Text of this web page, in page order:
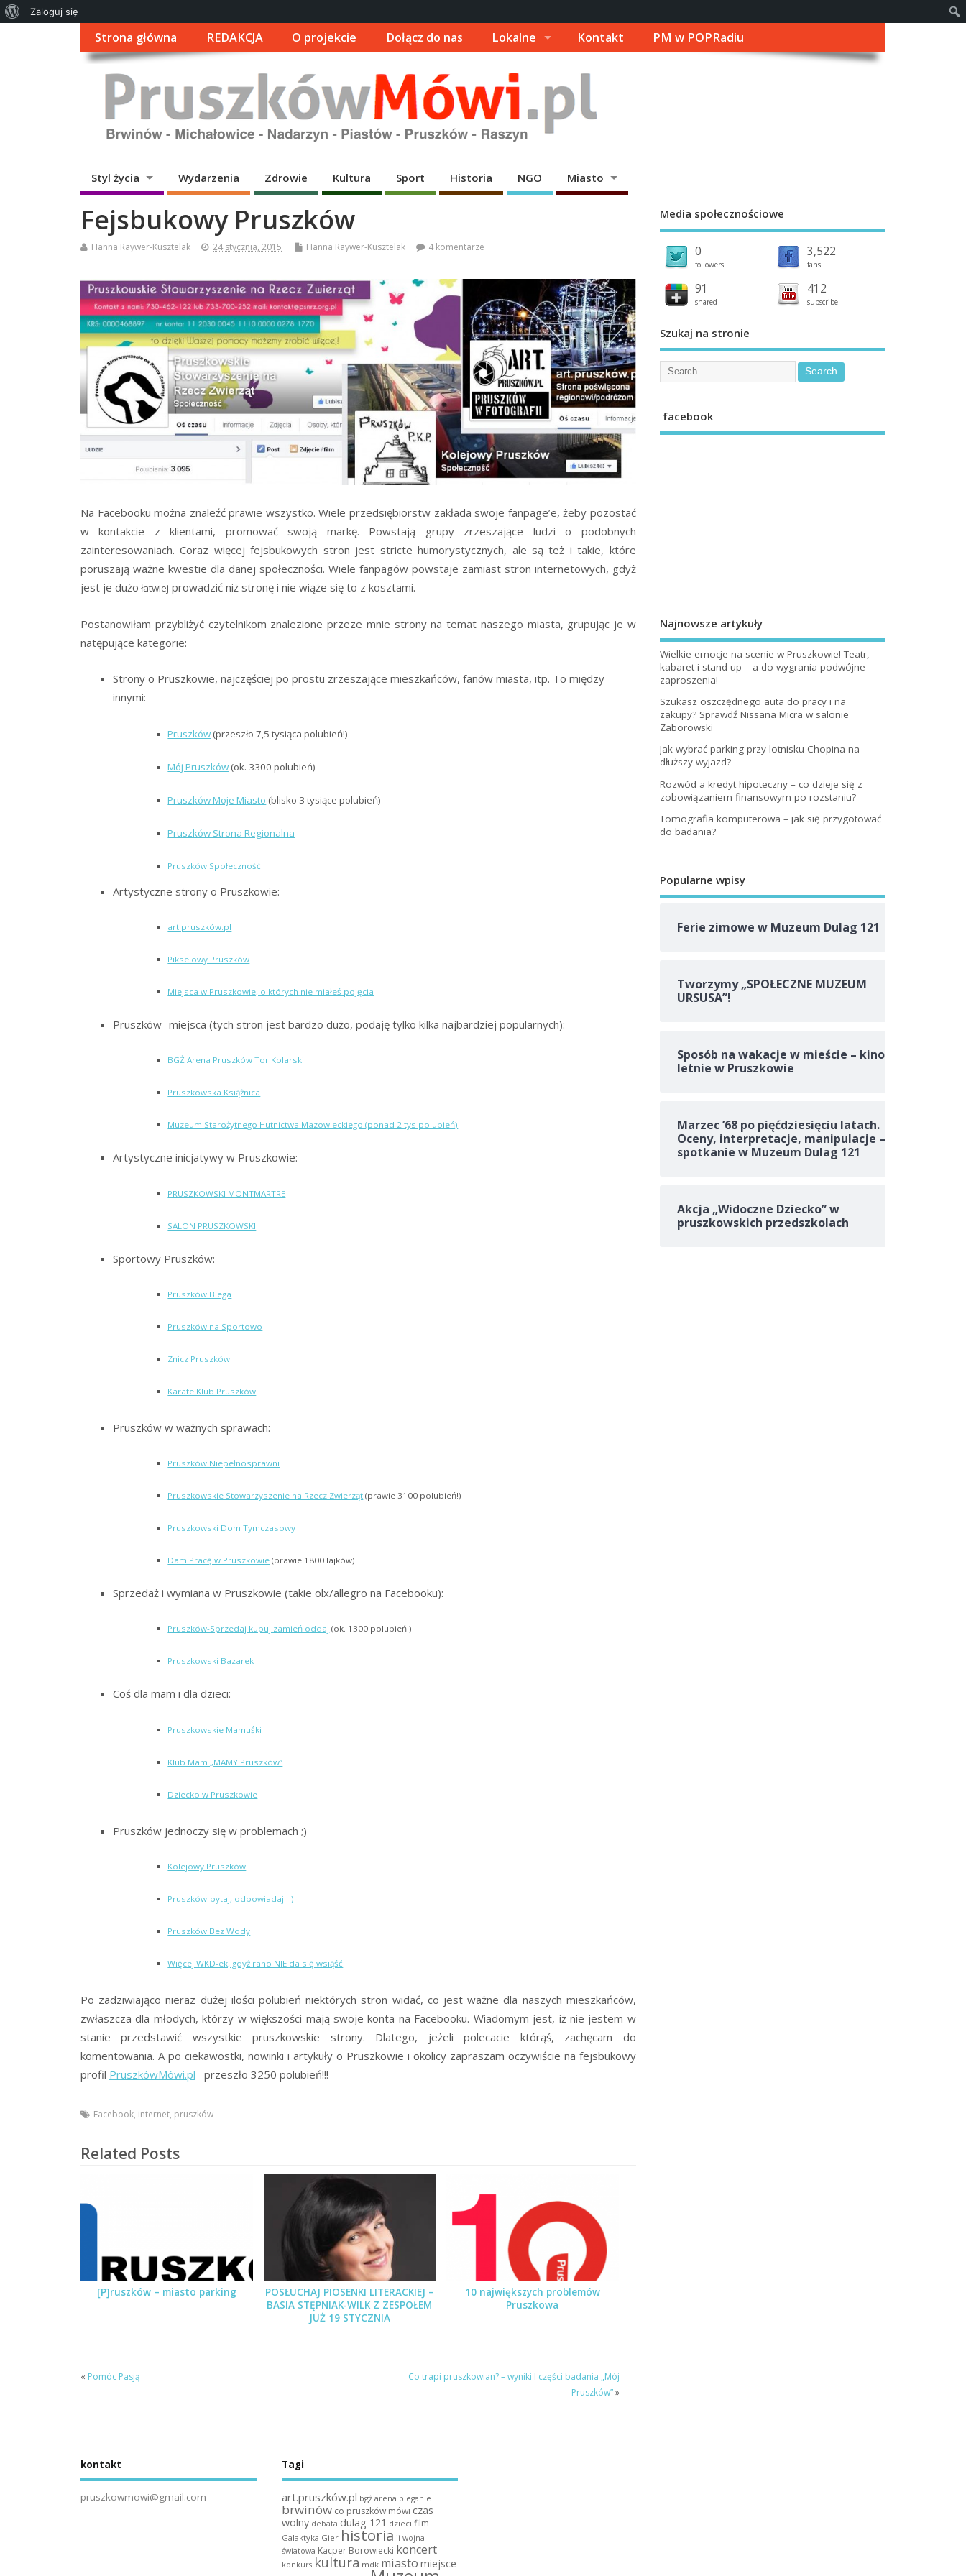
Strona główna REDAKCJA O projekcie Dołącz do nas Lokalne Kontakt PM w POPRadiu
Styl życia Wydarzenia Zdrowie Kultura Sport Historia NGO Miasto
Fejsbukowy Pruszków
Hanna Raywer-Kusztelak 24 stycznia, 2015 Hanna Raywer-Kusztelak 4 komentarze
Na Facebooku można znaleźć prawie wszystko. Wiele przedsiębiorstw zakłada swoje fanpage’e, żeby pozostać
w kontakcie z klientami, promować swoją markę. Powstają grupy zrzeszające ludzi o podobnych
zainteresowaniach. Coraz więcej fejsbukowych stron jest stricte humorystycznych, ale są też i takie, które
poruszają ważne kwestie dla danej społeczności. Wiele fanpagów powstaje zamiast stron internetowych, gdyż
jest je dużo łatwiej prowadzić niż stronę i nie wiąże się to z kosztami.
Postanowiłam przybliżyć czytelnikom znalezione przeze mnie strony na temat naszego miasta, grupując je w
natępujące kategorie:
Strony o Pruszkowie, najczęściej po prostu zrzeszające mieszkańców, fanów miasta, itp. To między
innymi:
Pruszków (przeszło 7,5 tysiąca polubień!)
Mój Pruszków (ok. 3300 polubień)
Pruszków Moje Miasto (blisko 3 tysiące polubień)
Pruszków Strona Regionalna
Pruszków Społeczność
Artystyczne strony o Pruszkowie:
art.pruszków.pl
Pikselowy Pruszków
Miejsca w Pruszkowie, o których nie miałeś pojęcia
Pruszków- miejsca (tych stron jest bardzo dużo, podaję tylko kilka najbardziej popularnych):
BGŻ Arena Pruszków Tor Kolarski
Pruszkowska Książnica
Muzeum Starożytnego Hutnictwa Mazowieckiego (ponad 2 tys polubień)
Artystyczne inicjatywy w Pruszkowie:
PRUSZKOWSKI MONTMARTRE
SALON PRUSZKOWSKI
Sportowy Pruszków:
Pruszków Biega
Pruszków na Sportowo
Znicz Pruszków
Karate Klub Pruszków
Pruszków w ważnych sprawach:
Pruszków Niepełnosprawni
Pruszkowskie Stowarzyszenie na Rzecz Zwierząt (prawie 3100 polubień!)
Pruszkowski Dom Tymczasowy
Dam Pracę w Pruszkowie (prawie 1800 lajków)
Sprzedaż i wymiana w Pruszkowie (takie olx/allegro na Facebooku):
Pruszków-Sprzedaj kupuj zamień oddaj (ok. 1300 polubień!)
Pruszkowski Bazarek
Coś dla mam i dla dzieci:
Pruszkowskie Mamuśki
Klub Mam „MAMY Pruszków”
Dziecko w Pruszkowie
Pruszków jednoczy się w problemach ;)
Kolejowy Pruszków
Pruszków-pytaj, odpowiadaj :-)
Pruszków Bez Wody
Więcej WKD-ek, gdyż rano NIE da się wsiąść
Po zadziwiająco nieraz dużej ilości polubień niektórych stron widać, co jest ważne dla naszych mieszkańców,
zwłaszcza dla młodych, którzy w większości mają swoje konta na Facebooku. Wiadomym jest, iż nie jestem w
stanie przedstawić wszystkie pruszkowskie strony. Dlatego, jeżeli polecacie którąś, zachęcam do
komentowania. A po ciekawostki, nowinki i artykuły o Pruszkowie i okolicy zapraszam oczywiście na fejsbukowy
profil PruszkówMówi.pl– przeszło 3250 polubień!!!
Facebook, internet, pruszków
Related Posts
[P]ruszków – miasto parking
POSŁUCHAJ PIOSENKI LITERACKIEJ –
BASIA STĘPNIAK-WILK Z ZESPOŁEM
JUŻ 19 STYCZNIA
10 największych problemów
Pruszkowa
« Pomóc Pasją
Co trapi pruszkowian? – wyniki I części badania „Mój
Pruszków”»
Media społecznościowe
0
followers
3,522
fans
91
shared
412
subscribe
Szukaj na stronie
facebook
Najnowsze artykuły
Wielkie emocje na scenie w Pruszkowie! Teatr,
kabaret i stand-up – a do wygrania podwójne
zaproszenia!
Szukasz oszczędnego auta do pracy i na
zakupy? Sprawdź Nissana Micra w salonie
Zaborowski
Jak wybrać parking przy lotnisku Chopina na
dłuższy wyjazd?
Rozwód a kredyt hipoteczny – co dzieje się z
zobowiązaniem finansowym po rozstaniu?
Tomografia komputerowa – jak się przygotować
do badania?
Popularne wpisy
Ferie zimowe w Muzeum Dulag 121
Tworzymy „SPOŁECZNE MUZEUM
URSUSA”!
Sposób na wakacje w mieście – kino
letnie w Pruszkowie
Marzec ’68 po pięćdziesięciu latach.
Oceny, interpretacje, manipulacje –
spotkanie w Muzeum Dulag 121
Akcja „Widoczne Dziecko” w
pruszkowskich przedszkolach
kontakt
pruszkowmowi@gmail.com
Tagi
art.pruszków.pl bgż arena bieganie
brwinów co pruszków mówi czas
wolny debata dulag 121 dzieci film
Galaktyka Gier historia ii wojna
światowa Kacper Borowiecki koncert
konkurs kultura mdk miasto miejsce
Zaloguj się